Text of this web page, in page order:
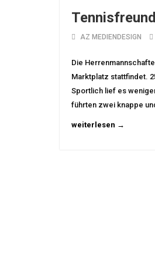
AZ MEDIENDESIGN
Die
Marktplatz stattfindet.
Sportlich lief es
führten zwei knappe
weiterlesen →